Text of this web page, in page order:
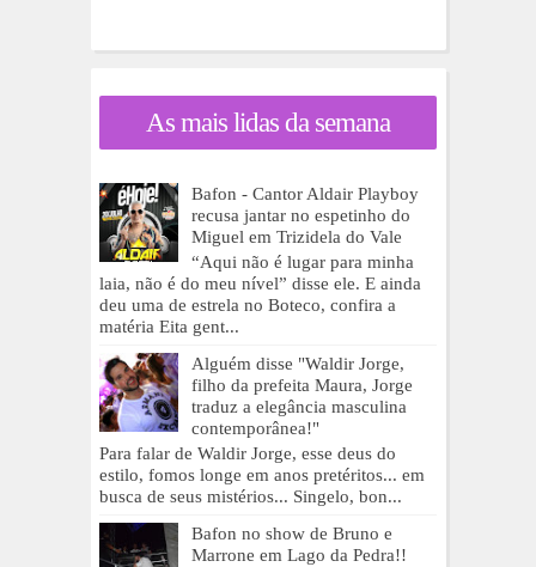
As mais lidas da semana
Bafon - Cantor Aldair Playboy
recusa jantar no espetinho do
Miguel em Trizidela do Vale
“Aqui não é lugar para minha
laia, não é do meu nível” disse ele. E ainda
deu uma de estrela no Boteco, confira a
matéria Eita gent...
Alguém disse "Waldir Jorge,
filho da prefeita Maura, Jorge
traduz a elegância masculina
contemporânea!"
Para falar de Waldir Jorge, esse deus do
estilo, fomos longe em anos pretéritos... em
busca de seus mistérios... Singelo, bon...
Bafon no show de Bruno e
Marrone em Lago da Pedra!!